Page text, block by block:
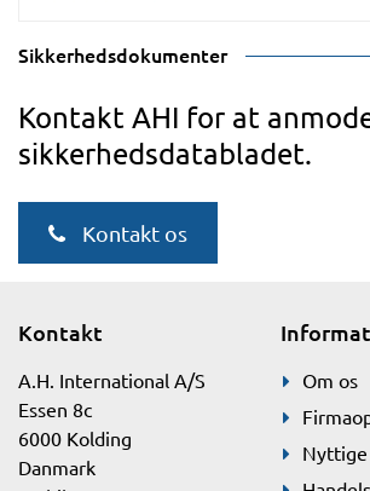
Sikkerhedsdokumenter
Kontakt AHI for at
sikkerhedsdatabladet.
Kontakt os
Kontakt
A.H. International A/S
Essen 8c
6000 Kolding
Danmark
Om os